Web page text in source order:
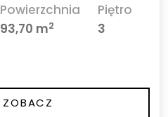
Powierzchnia
93,70 m2
Piętro
3
ZOBACZ